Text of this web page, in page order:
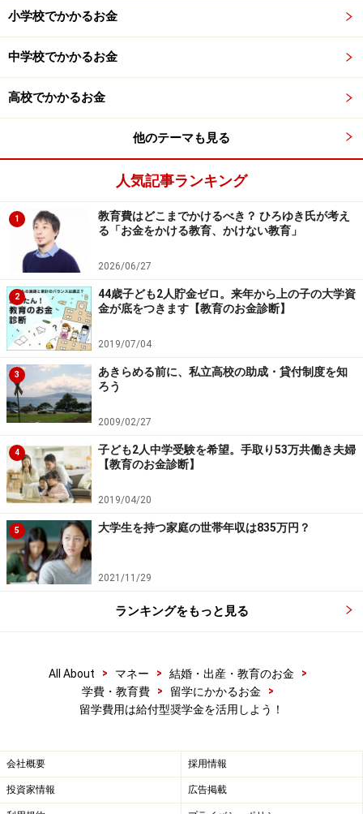
申請は、すべて在籍する大学が行います。大学で審査が
ありますので、詳しくは大学の担当窓口で確認してくだ
●外国政府や自治体、民間団体の奨学金
ます（貸与型も混在します）。留学でどんな奨学金が利
本学生支援機構が運営する「海外留学支援サイト」でも
検索できます。
貸与型の奨学金も選択肢に
貸与型はあくまでも貸し出しで、いずれ返済しなくては
ならない奨学金です。給付型奨学金の採用は比較的直前
に決定するため、念のため貸与型も申し込みをしておく
といいでしょう。
前述の通り、給付型＜その他＞の外国政府や自治体、民
間団体による奨学金にも貸与型もあるようです。
●第二種奨学金（短期留学・海外）
日本学生支援機構では、有利子貸与型の留学用奨学金も
用意しています。「 第二種奨学金(海外）
金(短期留学）」の2つがあります。大学の場合で月2万～
12万円程度。保護者の所得制限もあります。
お忘れなく！
日本政策金融公庫の「国の教育ローン」(教育一般貸付)
は、留学資金の場合は450万円まで借りられます(通常は
350万円まで)。卒業するまでは利息だけの支払いにする
小学校でかかるお金
中学校でかかるお金
高校でかかるお金
他のテーマも見る
人気記事ランキング
1
教育費はどこまでかけるべき？ ひろゆき氏が考え
る「お金をかける教育、かけない教育」
2026/06/27
2
44歳子ども2人貯金ゼロ。来年から上の子の大学資
金が底をつきます【教育のお金診断】
2019/07/04
3
あきらめる前に、私立高校の助成・貸付制度を知
ろう
2009/02/27
4
子ども2人中学受験を希望。手取り53万共働き夫婦
【教育のお金診断】
2019/04/20
5 大学生を持つ家庭の世帯年収は835万円？
2021/11/29
ランキングをもっと見る
All About > マネー > 結婚・出産・教育のお金
>
学費・教育費
> 留学にかかるお金
>
留学費用は給付型奨学金を活用しよう！
会社概要 採用情報
投資家情報 広告掲載